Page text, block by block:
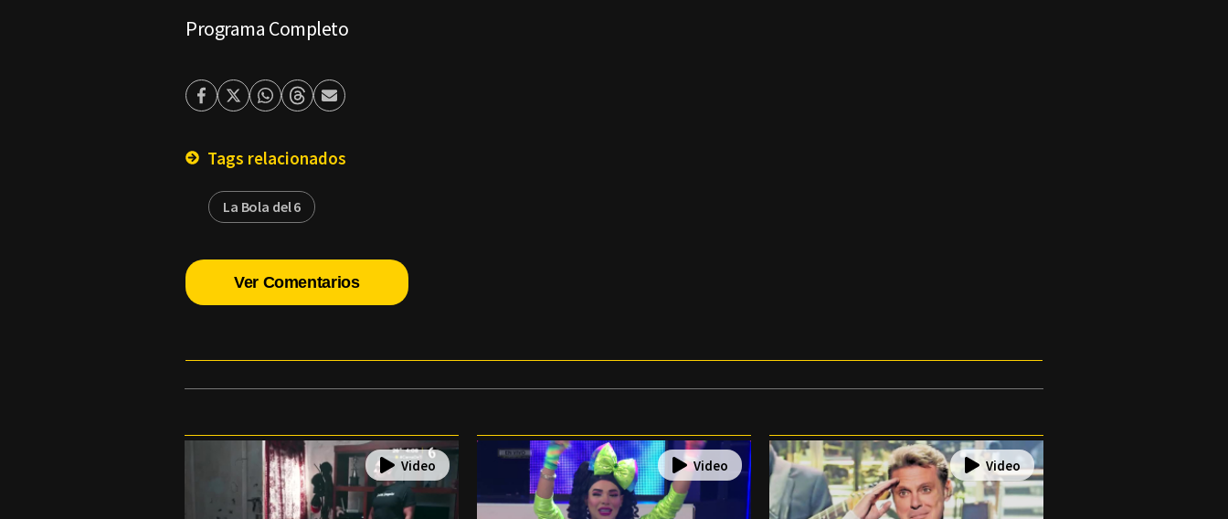
Programa Completo
Facebook
TwitterWhatsapp
ThreadsEnviar
Tags relacionados
La Bola del 6
Ver Comentarios